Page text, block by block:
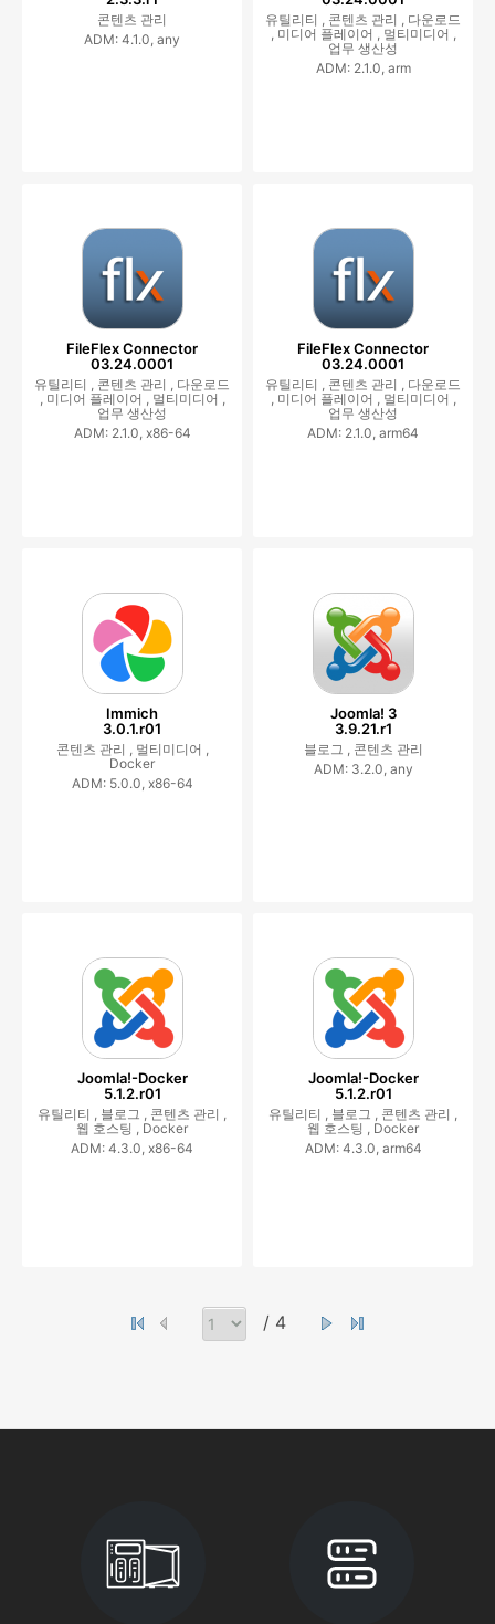
콘텐츠 관리
ADM: 4.1.0, any
유틸리티 , 콘텐츠 관리 , 다운로드
미디어 플레이어 , 멀티미디어 ,
업무 생산성
ADM: 2.1.0, arm
FileFlex Connector
03.24.0001
유틸리티 , 콘텐츠 관리 , 다운로드
미디어 플레이어 , 멀티미디어 ,
업무 생산성
ADM: 2.1.0, x86-64
FileFlex Connector
03.24.0001
유틸리티 , 콘텐츠 관리 , 다운로드
미디어 플레이어 , 멀티미디어 ,
업무 생산성
ADM: 2.1.0, arm64
Immich
3.0.1.r01
콘텐츠 관리 , 멀티미디어 ,
Docker
ADM: 5.0.0, x86-64
Joomla! 3
3.9.21.r1
블로그 , 콘텐츠 관리
ADM: 3.2.0, any
Joomla!-Docker
5.1.2.r01
유틸리티 , 블로그 , 콘텐츠 관리 ,
웹 호스팅 , Docker
ADM: 4.3.0, x86-64
Joomla!-Docker
5.1.2.r01
유틸리티 , 블로그 , 콘텐츠 관리 ,
웹 호스팅 , Docker
ADM: 4.3.0, arm64
/ 4